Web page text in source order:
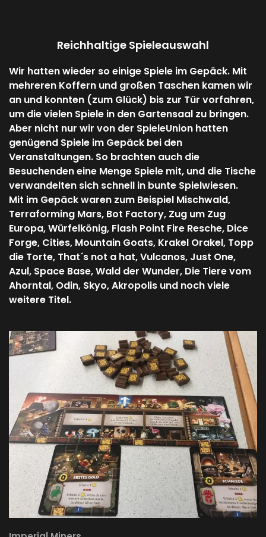
Reichhaltige Spieleauswahl
Wir hatten wieder so einige Spiele im Gepäck. Mit
mehreren Koffern und großen Taschen kamen wir
an und konnten (zum Glück) bis zur Tür vorfahren,
um die vielen Spiele in den Gartensaal zu bringen.
Aber nicht nur wir von der SpieleUnion hatten
genügend Spiele im Gepäck bei den
Veranstaltungen. So brachten auch die
Besuchenden eine Menge Spiele mit, und die Tische
verwandelten sich schnell in bunte Spielwiesen.
Mit im Gepäck waren zum Beispiel Mischwald,
Terraforming Mars, Bot Factory, Zug um Zug
Europa, Würfelkönig, Flash Point Fire Resche, Dice
Forge, Cities, Mountain Goats, Krakel Orakel, Topp
die Torte, That´s not a hat, Vulcanos, Just One,
Azul, Space Base, Wald der Wunder, Die Tiere vom
Ahorntal, Odin, Skyo, Akropolis und noch viele
weitere Titel.